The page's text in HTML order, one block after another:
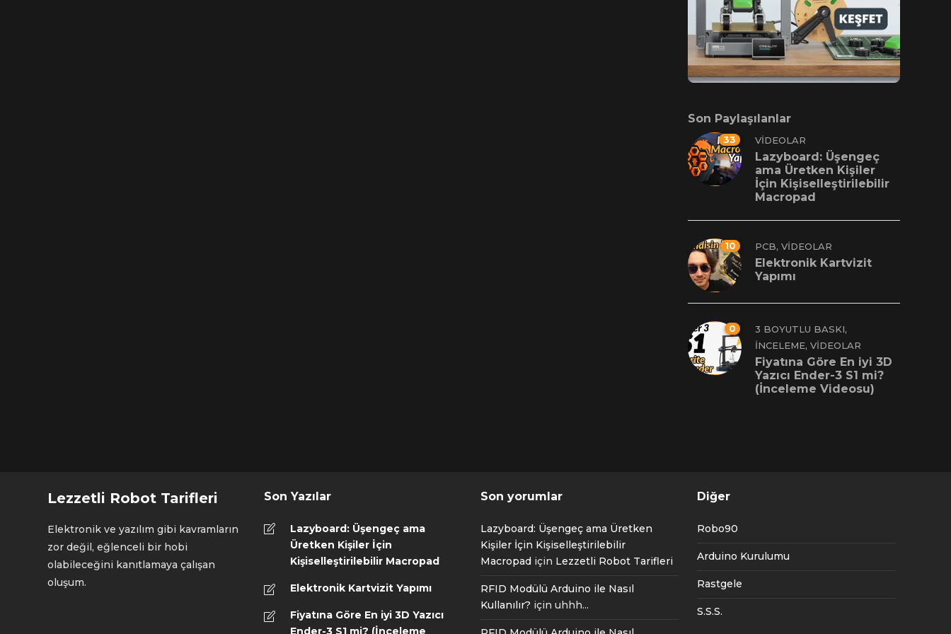
Son Paylaşılanlar
33 VIDEOLAR
Lazyboard: Üşengeç
ama Üretken Kişiler
İçin Kişiselleştirilebilir
Macropad
10 PCB, VIDEOLAR
Elektronik Kartvizit
Yapımı
0 3 BOYUTLU BASKI,
İNCELEME, VIDEOLAR
Fiyatına Göre En iyi 3D
Yazıcı Ender-3 S1 mi?
(İnceleme Videosu)
Lezzetli Robot Tarifleri
Elektronik ve yazılım gibi kavramların
zor değil, eğlenceli bir hobi
olabileceğini kanıtlamaya çalışan
oluşum.
Son Yazılar
Lazyboard: Üşengeç ama
Üretken Kişiler İçin
Kişiselleştirilebilir Macropad
Elektronik Kartvizit Yapımı
Fiyatına Göre En iyi 3D Yazıcı
Ender-3 S1 mi? (İnceleme
Son yorumlar
Lazyboard: Üşengeç ama Üretken
Kişiler İçin Kişiselleştirilebilir
Macropadiçin Lezzetli Robot Tarifleri
RFID Modülü Arduino ile Nasıl
Kullanılır? için uhhh...
Diğer
Robo90
Arduino Kurulumu
Rastgele
S.S.S.